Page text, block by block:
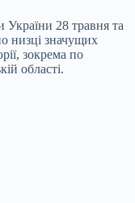
28 травня та
низці значущих
зокрема по
області.